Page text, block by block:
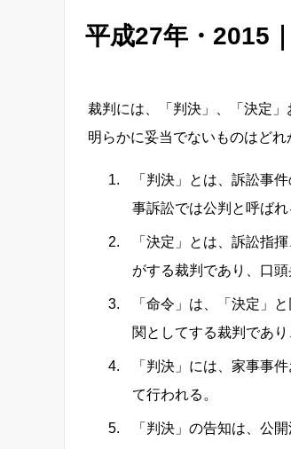
平成27年・2015
裁判には、「判決」、「決定
明らかに妥当でないものはどれ
「判決」とは、訴訟事
事訴訟では公判と呼ば
「決定」とは、訴訟指
がする裁判であり、口
「命令」は、「決定」
関としてする裁判であ
「判決」には、家事事
て行われる。
「判決」の告知は、公